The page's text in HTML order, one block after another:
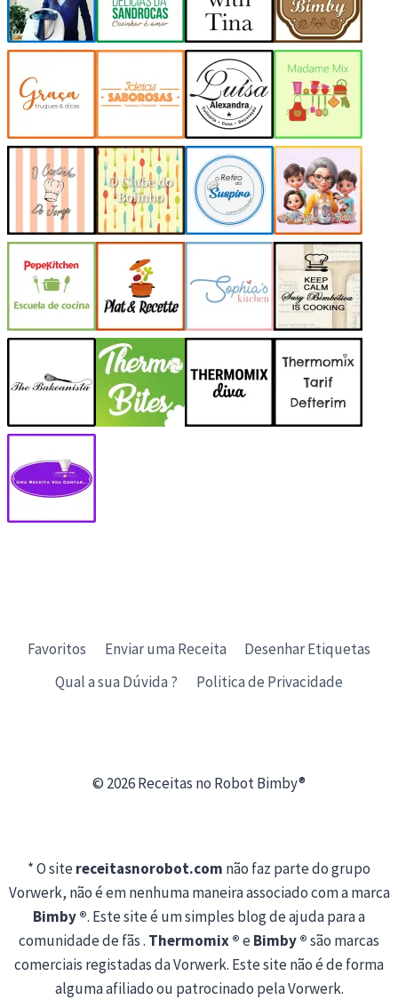
Favoritos Enviar uma Receita
Desenhar Etiquetas
Qual a sua Dúvida ?
Politica de Privacidade
© 2026 Receitas no Robot Bimby®
* O sitereceitasnorobot.com não faz parte do grupo
Vorwerk, não é em nenhuma maneira associado com a marca
Bimby ®. Este site é um simples blog de ajuda para a
comunidade de fãs . Thermomix ®eBimby ®são marcas
comerciais registadas da Vorwerk. Este site não é de forma
alguma afiliado ou patrocinado pela Vorwerk.